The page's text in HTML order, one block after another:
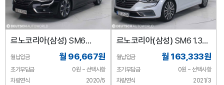
르노코리아(삼성) SM6
가솔린 2.0 GDe
월납입금 월 96,667원
초기부담금
0원 ~ 선택사항
차량연식
2020/5
르노코리아(삼성) SM6 1.3
TCe RE
월납입금 월 163,333원
초기부담금
0원 ~ 선택사항
차량연식
2021/3